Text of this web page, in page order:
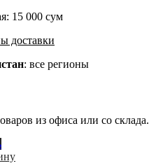
15 000 сум
доставки
: все регионы
из офиса или со склада.